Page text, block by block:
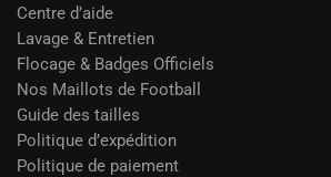
Centre d’aide
Lavage & Entretien
Flocage & Badges Officiels
Nos Maillots de Football
Guide des tailles
Politique d’expédition
Politique de paiement